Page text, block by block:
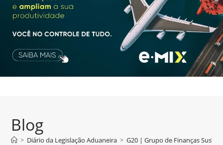
Blog
> Diário da Legislação Aduaneira > G20 | Grupo de Finanças